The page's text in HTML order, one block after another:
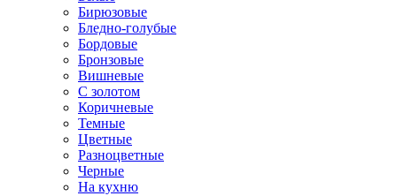
Бирюзовые
Бледно-голубые
Бордовые
Бронзовые
Вишневые
С золотом
Коричневые
Темные
Цветные
Разноцветные
Черные
На кухню